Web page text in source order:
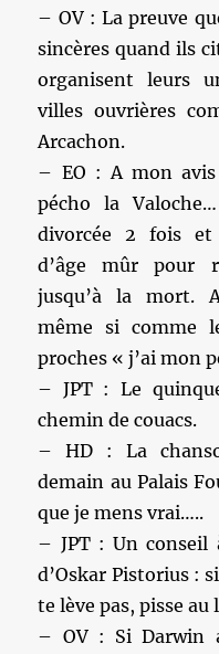
– OV : La preuve
sincères quand ils
organisent leurs
villes ouvrières
Arcachon.
– EO : A mon
pécho la
divorcée 2 fois et
d’âge mûr pour
jusqu’à la mort.
même si comme
proches « j’ai mon
– JPT : Le
chemin de couacs.
– HD : La
demain au Palais
que je mens vrai…..
– JPT : Un conseil
d’Oskar Pistorius :
te lève pas, pisse au
– OV : Si Darwin